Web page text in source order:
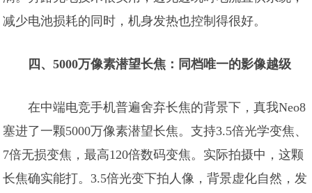
减少电池损耗的同时，机身发热也控制得很好。
四、5000万像素潜望长焦：同档唯一的影像越级
在中端电竞手机普遍舍弃长焦的背景下，真我Neo8
塞进了一颗5000万像素潜望长焦。支持3.5倍光学变焦、
7倍无损变焦，最高120倍数码变焦。实际拍摄中，这颗
长焦确实能打。3.5倍光变下拍人像，背景虚化自然，发